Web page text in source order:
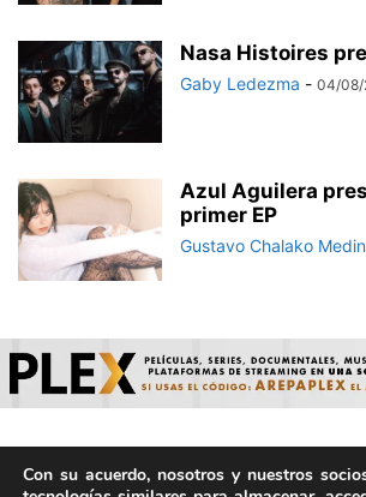
Nasa Histoires
Gaby Ledezma - 04/08/
Azul Aguilera
primer EP
Gustavo Chalako
© ArepaVolatil.Com 2021-2025 - Hecho
Con su acuerdo, nosotros y nuestros